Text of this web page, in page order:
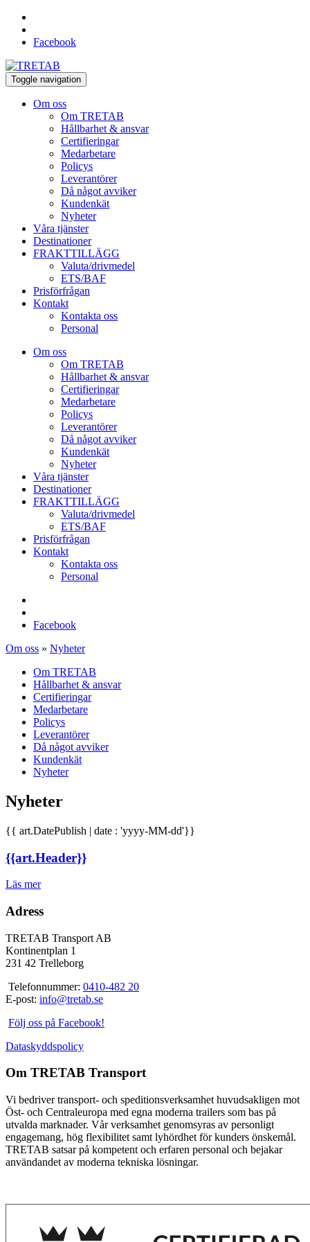
Facebook
Toggle navigation
Om oss
Om TRETAB
Hållbarhet & ansvar
Certifieringar
Medarbetare
Policys
Leverantörer
Då något avviker
Kundenkät
Nyheter
Våra tjänster
Destinationer
FRAKTTILLÄGG
Valuta/drivmedel
ETS/BAF
Prisförfrågan
Kontakt
Kontakta oss
Personal
Om oss
Om TRETAB
Hållbarhet & ansvar
Certifieringar
Medarbetare
Policys
Leverantörer
Då något avviker
Kundenkät
Nyheter
Våra tjänster
Destinationer
FRAKTTILLÄGG
Valuta/drivmedel
ETS/BAF
Prisförfrågan
Kontakt
Kontakta oss
Personal
Facebook
Om oss » Nyheter
Om TRETAB
Hållbarhet & ansvar
Certifieringar
Medarbetare
Policys
Leverantörer
Då något avviker
Kundenkät
Nyheter
Nyheter
{{ art.DatePublish | date : 'yyyy-MM-dd'}}
{{art.Header}}
Läs mer
Adress
TRETAB Transport AB
Kontinentplan 1
231 42 Trelleborg
Telefonnummer: 0410-482 20
E-post: info@tretab.se
Följ oss på Facebook!
Dataskyddspolicy
Om TRETAB Transport
Vi bedriver transport- och speditionsverksamhet huvudsakligen mot
Öst- och Centraleuropa med egna moderna trailers som bas på
utvalda marknader. Vår verksamhet genomsyras av personligt
engagemang, hög flexibilitet samt lyhördhet för kunders önskemål.
TRETAB satsar på kompetent och erfaren personal och bejakar
användandet av moderna tekniska lösningar.